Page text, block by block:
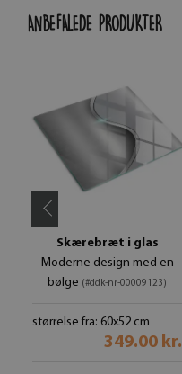
ANBEFALEDE PRODUKTER
Skærebræt i glas
Moderne design med en
bølge (#ddk-nr-00009123)
størrelse fra: 60x52 cm
349.00 kr.